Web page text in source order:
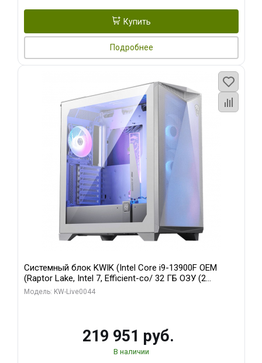
Купить
Подробнее
Системный блок KWIK (Intel Core i9-13900F OEM
(Raptor Lake, Intel 7, Efficient-co/ 32 ГБ ОЗУ (2
модуля)/ Gigabyte RTX5070Ti AERO OC 16GB GDDR7
Модель: KW-Live0044
219 951 руб.
В наличии